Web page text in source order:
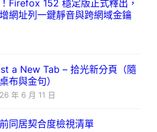
Firefox 152 穩定版正式釋出，
網址列一鍵靜音與跨網域金鑰
a New Tab – 拾光新分頁（隨
布與金句）
年 6 月 11 日
同居契合度檢視清單